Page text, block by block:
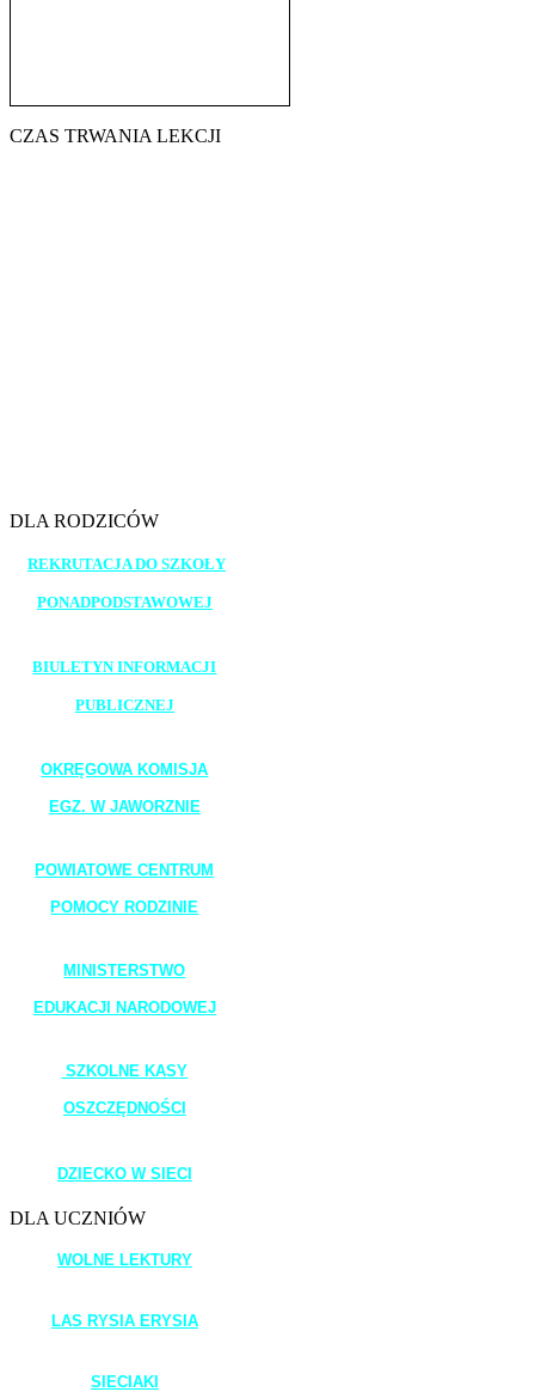
CZAS TRWANIA LEKCJI
DLA RODZICÓW
REKRUTACJA DO SZKOŁY
PONADPODSTAWOWEJ
BIULETYN INFORMACJI
PUBLICZNEJ
OKRĘGOWA KOMISJA
EGZ. W JAWORZNIE
POWIATOWE CENTRUM
POMOCY RODZINIE
MINISTERSTWO
EDUKACJI NARODOWEJ
SZKOLNE KASY
OSZCZĘDNOŚCI
DZIECKO W SIECI
DLA UCZNIÓW
WOLNE LEKTURY
LAS RYSIA ERYSIA
SIECIAKI